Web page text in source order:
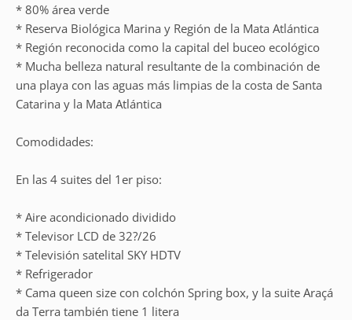
* 80% área verde
* Reserva Biológica Marina y Región de la Mata Atlántica
* Región reconocida como la capital del buceo ecológico
* Mucha belleza natural resultante de la combinación de
una playa con las aguas más limpias de la costa de Santa
Catarina y la Mata Atlántica
Comodidades:
En las 4 suites del 1er piso:
* Aire acondicionado dividido
* Televisor LCD de 32?/26
* Televisión satelital SKY HDTV
* Refrigerador
* Cama queen size con colchón Spring box, y la suite Araçá
da Terra también tiene 1 litera